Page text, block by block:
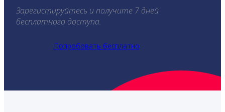
Зарегистируйтесь и получите 7 дней
бесплатного доступа.
Попробовать бесплатно